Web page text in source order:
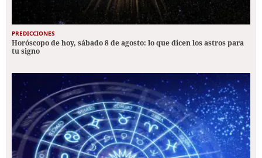
PREDICCIONES
Horóscopo de hoy, sábado 8 de agosto: lo que dicen los astros para
tu signo